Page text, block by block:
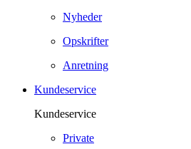
Nyheder
Opskrifter
Anretning
Kundeservice
Kundeservice
Private